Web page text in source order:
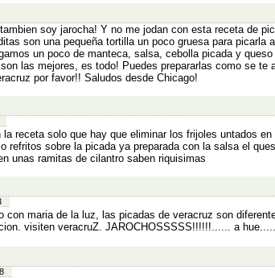
soy jarocha! Y no me jodan con esta receta de
son una pequeña tortilla un poco gruesa para picarla
un poco de manteca, salsa, cebolla picada y
las mejores, es todo! Puedes prepararlas como se te
por favor!! Saludos desde Chicago!
la receta solo que hay que eliminar los frijoles untados
refritos sobre la picada ya preparada con la salsa el
unas ramitas de cilantro saben riquisimas
con maria de la luz, las picadas de veracruz son
visiten veracruZ. JAROCHOSSSSS!!!!!!...... a